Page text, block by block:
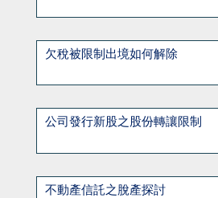
欠稅被限制出境如何解除
公司發行新股之股份轉讓限制
不動產信託之脫產探討